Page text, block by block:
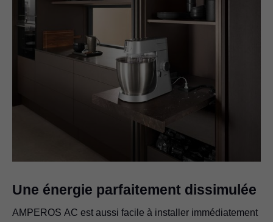
Une énergie parfaitement dissimulée
AMPEROS AC est aussi facile à installer immédiatement